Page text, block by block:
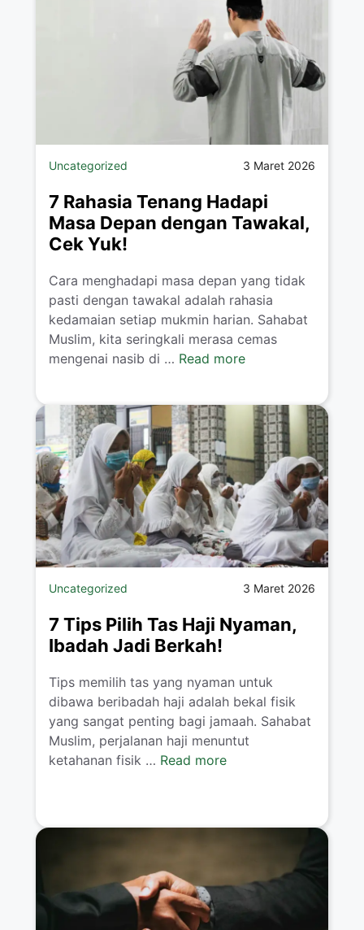
Uncategorized 3 Maret 2026
7 Rahasia Tenang Hadapi
Masa Depan dengan Tawakal,
Cek Yuk!
Cara menghadapi masa depan yang tidak
pasti dengan tawakal adalah rahasia
kedamaian setiap mukmin harian. Sahabat
Muslim, kita seringkali merasa cemas
mengenai nasib di … Read more
Uncategorized 3 Maret 2026
7 Tips Pilih Tas Haji Nyaman,
Ibadah Jadi Berkah!
Tips memilih tas yang nyaman untuk
dibawa beribadah haji adalah bekal fisik
yang sangat penting bagi jamaah. Sahabat
Muslim, perjalanan haji menuntut
ketahanan fisik … Read more